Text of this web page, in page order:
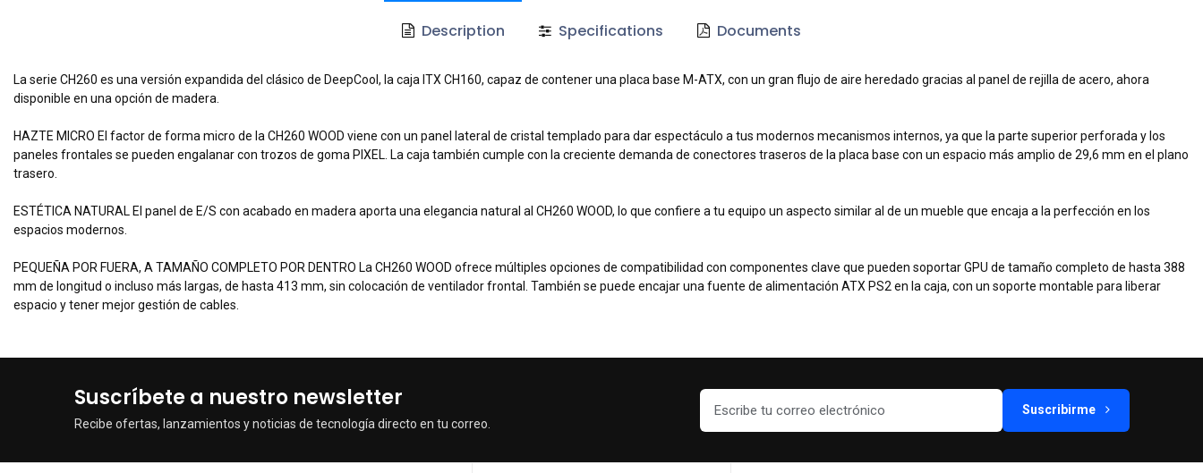
Description Specifications Documents
La serie CH260 es una versión expandida del clásico de DeepCool, la caja ITX CH160, capaz de contener una placa base M-ATX, con un gran flujo de aire heredado gracias al panel de rejilla de acero, ahora
disponible en una opción de madera.
HAZTE MICRO El factor de forma micro de la CH260 WOOD viene con un panel lateral de cristal templado para dar espectáculo a tus modernos mecanismos internos, ya que la parte superior perforada y los
paneles frontales se pueden engalanar con trozos de goma PIXEL. La caja también cumple con la creciente demanda de conectores traseros de la placa base con un espacio más amplio de 29,6 mm en el plano
trasero.
ESTÉTICA NATURAL El panel de E/S con acabado en madera aporta una elegancia natural al CH260 WOOD, lo que confiere a tu equipo un aspecto similar al de un mueble que encaja a la perfección en los
espacios modernos.
PEQUEÑA POR FUERA, A TAMAÑO COMPLETO POR DENTRO La CH260 WOOD ofrece múltiples opciones de compatibilidad con componentes clave que pueden soportar GPU de tamaño completo de hasta 388
mm de longitud o incluso más largas, de hasta 413 mm, sin colocación de ventilador frontal. También se puede encajar una fuente de alimentación ATX PS2 en la caja, con un soporte montable para liberar
espacio y tener mejor gestión de cables.
Suscríbete a nuestro newsletter
Recibe ofertas, lanzamientos y noticias de tecnología directo en tu correo.
Suscribirme